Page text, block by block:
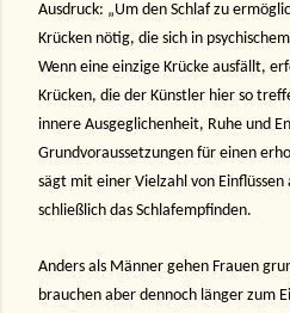
Ausdruck: „Um den Schlaf zu
Krücken nötig, die sich in
Wenn eine einzige Krücke ausfällt,
Krücken, die der Künstler hier so
innere Ausgeglichenheit, Ruhe und
Grundvoraussetzungen für einen
sägt mit einer Vielzahl von
schließlich das Schlafempfinden.
Anders als Männer gehen Frauen
brauchen aber dennoch länger zum